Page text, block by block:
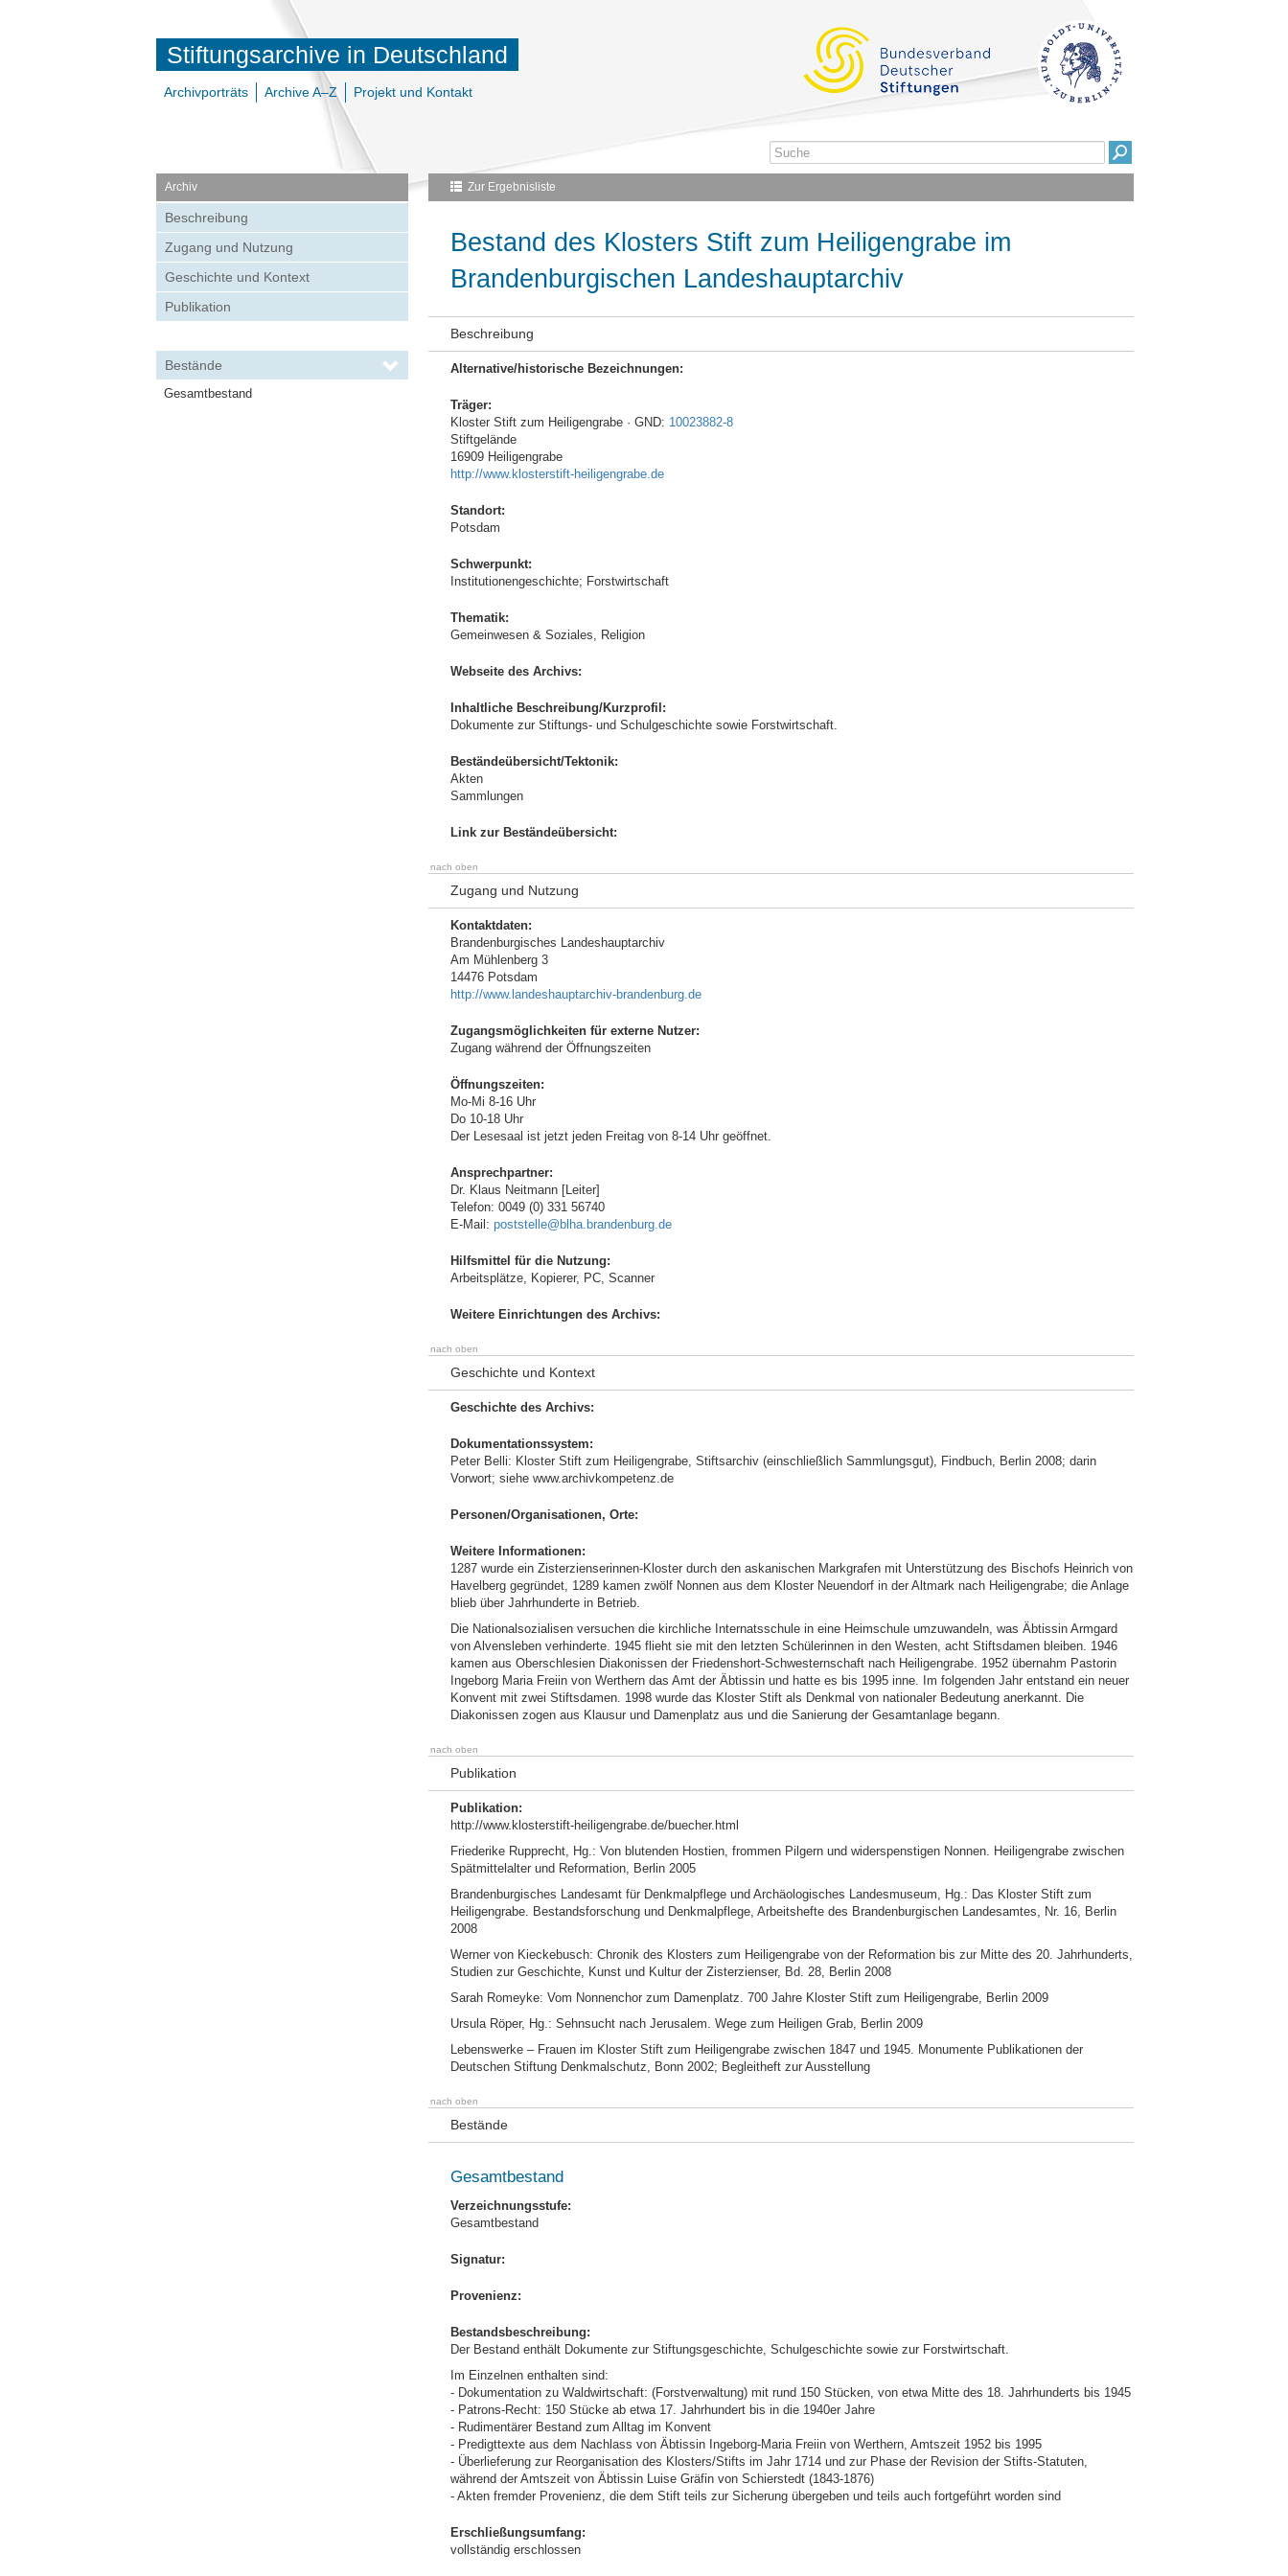
Stiftungsarchive in Deutschland
Archivporträts Archive A–Z Projekt und Kontakt
Archiv
Beschreibung
Zugang und Nutzung
Geschichte und Kontext
Publikation
Bestände
Gesamtbestand
Zur Ergebnisliste
Bestand des Klosters Stift zum Heiligengrabe im
Brandenburgischen Landeshauptarchiv
Beschreibung
Alternative/historische Bezeichnungen:
Träger:
Kloster Stift zum Heiligengrabe · GND: 10023882-8
Stiftgelände
16909 Heiligengrabe
http://www.klosterstift-heiligengrabe.de
Standort:
Potsdam
Schwerpunkt:
Institutionengeschichte; Forstwirtschaft
Thematik:
Gemeinwesen & Soziales, Religion
Webseite des Archivs:
Inhaltliche Beschreibung/Kurzprofil:
Dokumente zur Stiftungs- und Schulgeschichte sowie Forstwirtschaft.
Beständeübersicht/Tektonik:
Akten
Sammlungen
Link zur Beständeübersicht:
nach oben
Zugang und Nutzung
Kontaktdaten:
Brandenburgisches Landeshauptarchiv
Am Mühlenberg 3
14476 Potsdam
http://www.landeshauptarchiv-brandenburg.de
Zugangsmöglichkeiten für externe Nutzer:
Zugang während der Öffnungszeiten
Öffnungszeiten:
Mo-Mi 8-16 Uhr
Do 10-18 Uhr
Der Lesesaal ist jetzt jeden Freitag von 8-14 Uhr geöffnet.
Ansprechpartner:
Dr. Klaus Neitmann [Leiter]
Telefon: 0049 (0) 331 56740
E-Mail: poststelle@blha.brandenburg.de
Hilfsmittel für die Nutzung:
Arbeitsplätze, Kopierer, PC, Scanner
Weitere Einrichtungen des Archivs:
nach oben
Geschichte und Kontext
Geschichte des Archivs:
Dokumentationssystem:
Peter Belli: Kloster Stift zum Heiligengrabe, Stiftsarchiv (einschließlich Sammlungsgut), Findbuch, Berlin 2008; darin
Vorwort; siehe www.archivkompetenz.de
Personen/Organisationen, Orte:
Weitere Informationen:
1287 wurde ein Zisterzienserinnen-Kloster durch den askanischen Markgrafen mit Unterstützung des Bischofs Heinrich von
Havelberg gegründet, 1289 kamen zwölf Nonnen aus dem Kloster Neuendorf in der Altmark nach Heiligengrabe; die Anlage
blieb über Jahrhunderte in Betrieb.
Die Nationalsozialisen versuchen die kirchliche Internatsschule in eine Heimschule umzuwandeln, was Äbtissin Armgard
von Alvensleben verhinderte. 1945 flieht sie mit den letzten Schülerinnen in den Westen, acht Stiftsdamen bleiben. 1946
kamen aus Oberschlesien Diakonissen der Friedenshort-Schwesternschaft nach Heiligengrabe. 1952 übernahm Pastorin
Ingeborg Maria Freiin von Werthern das Amt der Äbtissin und hatte es bis 1995 inne. Im folgenden Jahr entstand ein neuer
Konvent mit zwei Stiftsdamen. 1998 wurde das Kloster Stift als Denkmal von nationaler Bedeutung anerkannt. Die
Diakonissen zogen aus Klausur und Damenplatz aus und die Sanierung der Gesamtanlage begann.
nach oben
Publikation
Publikation:
http://www.klosterstift-heiligengrabe.de/buecher.html
Friederike Rupprecht, Hg.: Von blutenden Hostien, frommen Pilgern und widerspenstigen Nonnen. Heiligengrabe zwischen
Spätmittelalter und Reformation, Berlin 2005
Brandenburgisches Landesamt für Denkmalpflege und Archäologisches Landesmuseum, Hg.: Das Kloster Stift zum
Heiligengrabe. Bestandsforschung und Denkmalpflege, Arbeitshefte des Brandenburgischen Landesamtes, Nr. 16, Berlin
2008
Werner von Kieckebusch: Chronik des Klosters zum Heiligengrabe von der Reformation bis zur Mitte des 20. Jahrhunderts,
Studien zur Geschichte, Kunst und Kultur der Zisterzienser, Bd. 28, Berlin 2008
Sarah Romeyke: Vom Nonnenchor zum Damenplatz. 700 Jahre Kloster Stift zum Heiligengrabe, Berlin 2009
Ursula Röper, Hg.: Sehnsucht nach Jerusalem. Wege zum Heiligen Grab, Berlin 2009
Lebenswerke – Frauen im Kloster Stift zum Heiligengrabe zwischen 1847 und 1945. Monumente Publikationen der
Deutschen Stiftung Denkmalschutz, Bonn 2002; Begleitheft zur Ausstellung
nach oben
Bestände
Gesamtbestand
Verzeichnungsstufe:
Gesamtbestand
Signatur:
Provenienz:
Bestandsbeschreibung:
Der Bestand enthält Dokumente zur Stiftungsgeschichte, Schulgeschichte sowie zur Forstwirtschaft.
Im Einzelnen enthalten sind:
- Dokumentation zu Waldwirtschaft: (Forstverwaltung) mit rund 150 Stücken, von etwa Mitte des 18. Jahrhunderts bis 1945
- Patrons-Recht: 150 Stücke ab etwa 17. Jahrhundert bis in die 1940er Jahre
- Rudimentärer Bestand zum Alltag im Konvent
- Predigttexte aus dem Nachlass von Äbtissin Ingeborg-Maria Freiin von Werthern, Amtszeit 1952 bis 1995
- Überlieferung zur Reorganisation des Klosters/Stifts im Jahr 1714 und zur Phase der Revision der Stifts-Statuten,
während der Amtszeit von Äbtissin Luise Gräfin von Schierstedt (1843-1876)
- Akten fremder Provenienz, die dem Stift teils zur Sicherung übergeben und teils auch fortgeführt worden sind
Erschließungsumfang:
vollständig erschlossen